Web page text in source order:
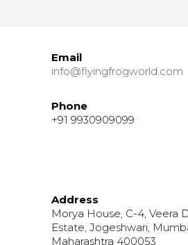
Email
info@flyingfrogworld.com
Phone
+91 9930909099
Address
Morya House, C-4, Veera
Estate, Jogeshwari,
Maharashtra 400053